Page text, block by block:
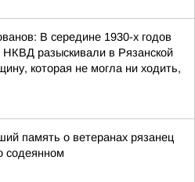
В середине 1930-х годов
НКВД разыскивали в Рязанской
которая не могла ни ходить,
память о ветеранах рязанец
содеянном